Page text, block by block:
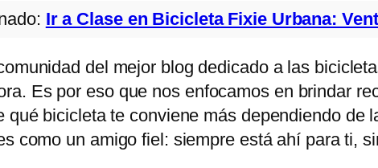
Ir a Clase en Bicicleta Fixie Urbana:
del mejor blog dedicado a las
Es por eso que nos enfocamos en brindar
qué bicicleta te conviene más dependiendo de
como un amigo fiel: siempre está ahí para ti,